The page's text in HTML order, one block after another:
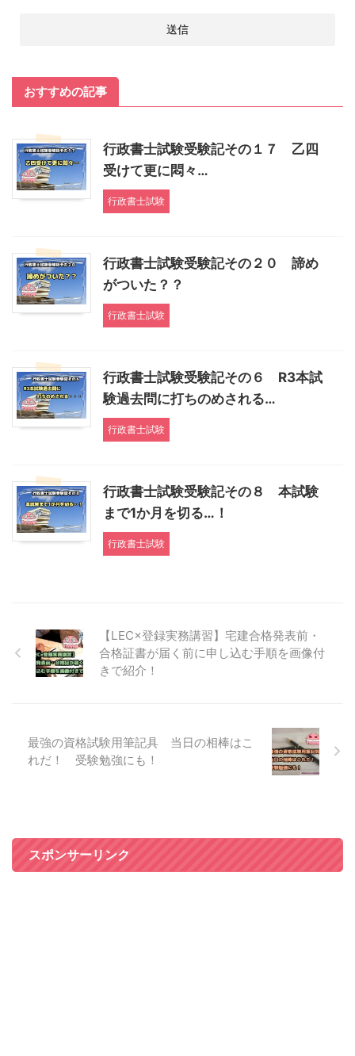
おすすめの記事
行政書士試験受験記その１７ 乙四
受けて更に悶々…
行政書士試験
行政書士試験受験記その２０ 諦め
がついた？？
行政書士試験
行政書士試験受験記その６ R3本試
験過去問に打ちのめされる…
行政書士試験
行政書士試験受験記その８ 本試験
まで1か月を切る…！
行政書士試験
【LEC×登録実務講習】宅建合格発表前・
合格証書が届く前に申し込む手順を画像付
きで紹介！
最強の資格試験用筆記具 当日の相棒はこ
れだ！ 受験勉強にも！
スポンサーリンク